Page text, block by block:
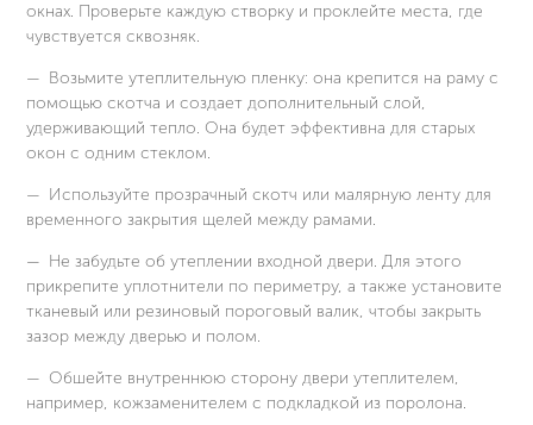
окнах. Проверьте каждую створку и проклейте места, где
чувствуется сквозняк.
Возьмите утеплительную пленку: она крепится на раму с
помощью скотча и создает дополнительный слой,
удерживающий тепло. Она будет эффективна для старых
окон с одним стеклом.
Используйте прозрачный скотч или малярную ленту для
временного закрытия щелей между рамами.
Не забудьте об утеплении входной двери. Для этого
прикрепите уплотнители по периметру, а также установите
тканевый или резиновый пороговый валик, чтобы закрыть
зазор между дверью и полом.
Обшейте внутреннюю сторону двери утеплителем,
например, кожзаменителем с подкладкой из поролона.